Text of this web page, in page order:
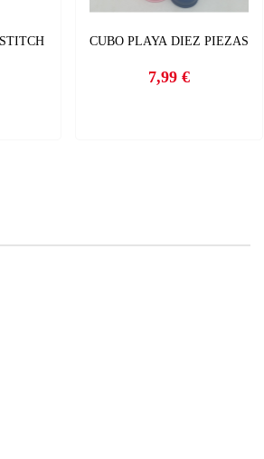
CUBO PLAYA DIEZ PIEZAS
Precio
7,99 €